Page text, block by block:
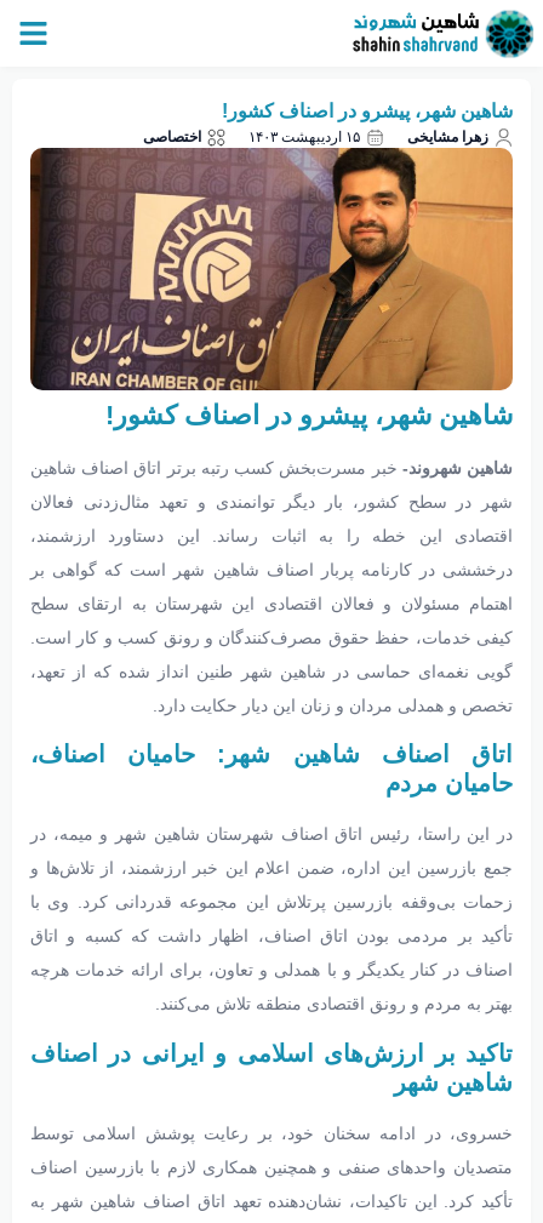
شاهین شهر، پیشرو در اصناف کشور!
زهرا مشایخی ۱۵ اردیبهشت ۱۴۰۳ اختصاصی
شاهین شهر، پیشرو در اصناف کشور!
شاهین شهروند- خبر مسرت‌بخش کسب رتبه برتر اتاق اصناف شاهین
شهر در سطح کشور، بار دیگر توانمندی و تعهد مثال‌زدنی فعالان
اقتصادی این خطه را به اثبات رساند. این دستاورد ارزشمند،
درخششی در کارنامه پربار اصناف شاهین شهر است که گواهی بر
اهتمام مسئولان و فعالان اقتصادی این شهرستان به ارتقای سطح
کیفی خدمات، حفظ حقوق مصرف‌کنندگان و رونق کسب و کار است.
گویی نغمه‌ای حماسی در شاهین شهر طنین انداز شده که از تعهد،
تخصص و همدلی مردان و زنان این دیار حکایت دارد.
اتاق اصناف شاهین شهر: حامیان اصناف،
حامیان مردم
در این راستا، رئیس اتاق اصناف شهرستان شاهین شهر و میمه، در
جمع بازرسین این اداره، ضمن اعلام این خبر ارزشمند، از تلاش‌ها و
زحمات بی‌وقفه بازرسین پرتلاش این مجموعه قدردانی کرد. وی با
تأکید بر مردمی بودن اتاق اصناف، اظهار داشت که کسبه و اتاق
اصناف در کنار یکدیگر و با همدلی و تعاون، برای ارائه خدمات هرچه
بهتر به مردم و رونق اقتصادی منطقه تلاش می‌کنند.
تاکید بر ارزش‌های اسلامی و ایرانی در اصناف
شاهین شهر
خسروی، در ادامه سخنان خود، بر رعایت پوشش اسلامی توسط
متصدیان واحدهای صنفی و همچنین همکاری لازم با بازرسین اصناف
تأکید کرد. این تاکیدات، نشان‌دهنده تعهد اتاق اصناف شاهین شهر به